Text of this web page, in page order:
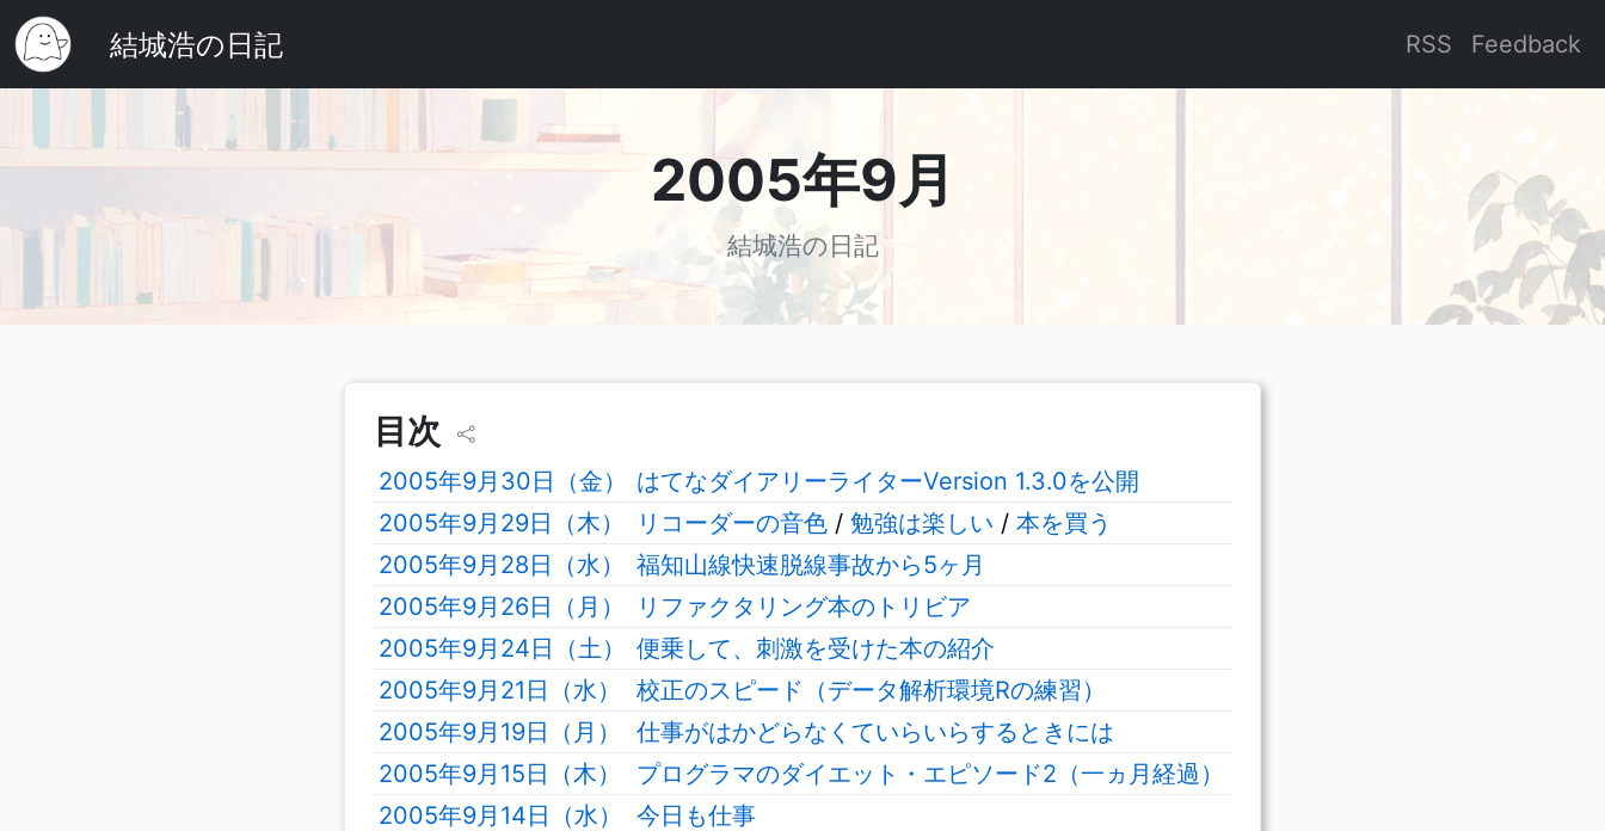
結城浩の日記 RSS Feedback
2005年9月
結城浩の日記
目次
2005年9月30日（金）
はてなダイアリーライターVersion 1.3.0を公開
2005年9月29日（木）
リコーダーの音色 / 勉強は楽しい / 本を買う
2005年9月28日（水）
福知山線快速脱線事故から5ヶ月
2005年9月26日（月）
リファクタリング本のトリビア
2005年9月24日（土）
便乗して、刺激を受けた本の紹介
2005年9月21日（水）
校正のスピード（データ解析環境Rの練習）
2005年9月19日（月）
仕事がはかどらなくていらいらするときには
2005年9月15日（木）
プログラマのダイエット・エピソード2（一ヵ月経過）
2005年9月14日（水）
今日も仕事